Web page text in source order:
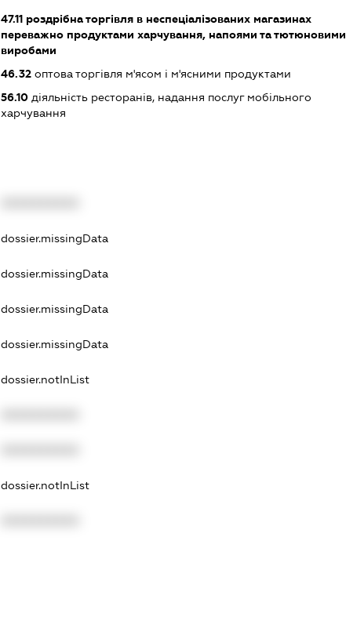
47.11роздрібна торгівля в неспеціалізованих магазинах
переважно продуктами харчування, напоями та тютюновими
виробами
46.32оптова торгівля м'ясом і м'ясними продуктами
56.10діяльність ресторанів, надання послуг мобільного
харчування
dossier.missingData
dossier.missingData
dossier.missingData
dossier.missingData
dossier.notInList
dossier.notInList